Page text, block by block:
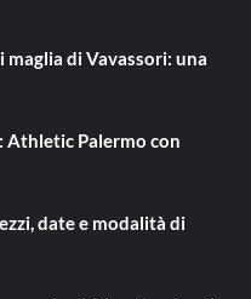
di Vavassori: una
Athletic Palermo con
date e modalità di